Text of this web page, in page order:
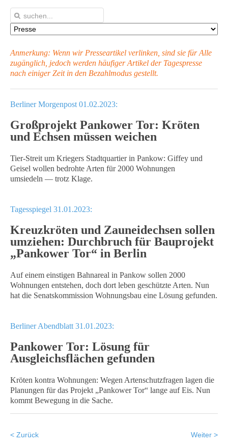
Anmerkung: Wenn wir Presseartikel verlinken, sind sie für Alle
zugänglich, jedoch werden häufiger Artikel der Tagespresse
nach einiger Zeit in den Bezahlmodus gestellt.
Berliner Morgenpost 01.02.2023:
Großprojekt Pankower Tor: Kröten
und Echsen müssen weichen
Tier-Streit um Kriegers Stadtquartier in Pankow: Giffey und
Geisel wollen bedrohte Arten für 2000 Wohnungen
umsiedeln — trotz Klage.
Tagesspiegel 31.01.2023:
Kreuzkröten und Zauneidechsen sollen
umziehen: Durchbruch für Bauprojekt
„Pankower Tor“ in Berlin
Auf einem einstigen Bahnareal in Pankow sollen 2000
Wohnungen entstehen, doch dort leben geschützte Arten. Nun
hat die Senatskommission Wohnungsbau eine Lösung gefunden.
Berliner Abendblatt 31.01.2023:
Pankower Tor: Lösung für
Ausgleichsflächen gefunden
Kröten kontra Wohnungen: Wegen Artenschutzfragen lagen die
Planungen für das Projekt „Pankower Tor“ lange auf Eis. Nun
kommt Bewegung in die Sache.
< Zurück Weiter >